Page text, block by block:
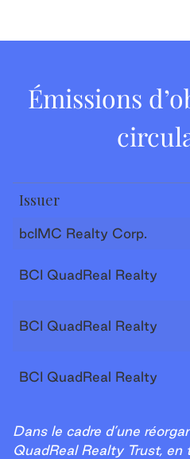
Émissions
Issuer
bcIMC Realty Corp.
BCI QuadReal Realty
BCI QuadReal Realty
BCI QuadReal Realty
Dans le cadre d’une
QuadReal Realty Trust, en